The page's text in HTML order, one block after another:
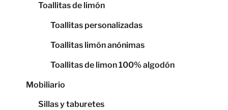
Toallitas de limón
Toallitas personalizadas
Toallitas limón anónimas
Toallitas de limon 100% algodón
Mobiliario
Sillas y taburetes